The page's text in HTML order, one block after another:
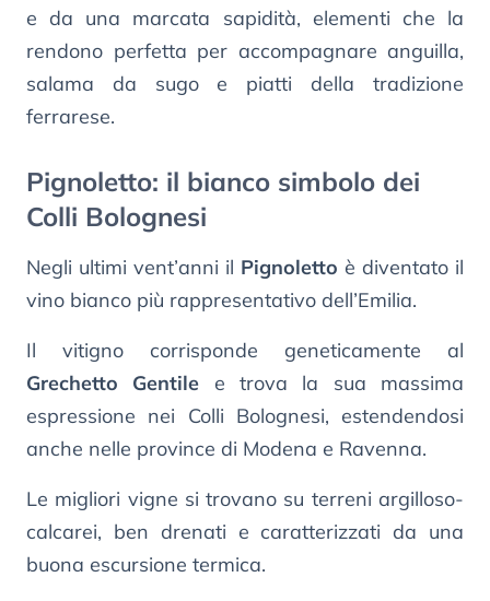
e da una marcata sapidità, elementi che la
rendono perfetta per accompagnare anguilla,
salama da sugo e piatti della tradizione
ferrarese.
Pignoletto: il bianco simbolo dei
Colli Bolognesi
Negli ultimi vent’anni il Pignoletto è diventato il
vino bianco più rappresentativo dell’Emilia.
Il vitigno corrisponde geneticamente al
Grechetto Gentile e trova la sua massima
espressione nei Colli Bolognesi, estendendosi
anche nelle province di Modena e Ravenna.
Le migliori vigne si trovano su terreni argilloso-
calcarei, ben drenati e caratterizzati da una
buona escursione termica.